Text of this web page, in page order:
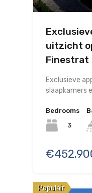
uitzicht
Finestrat
Exclusieve
slaapkamers
Bedrooms
3
Populair